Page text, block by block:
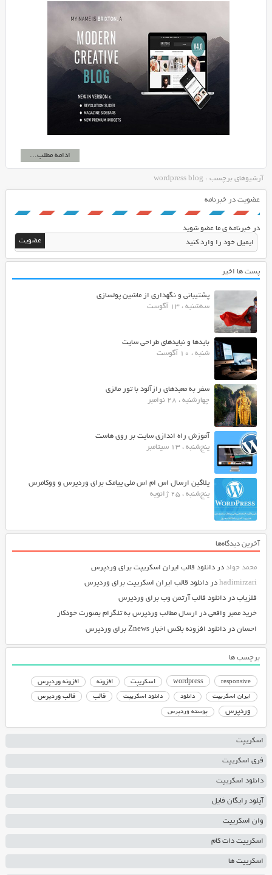
ادامه مطلب...
آرشیوهای برچسب : wordpress blog
عضویت در خبرنامه
در خبرنامه ی ما عضو شوید
پست ها اخیر
پشتیبانی و نگهداری از ماشین پولسازی
سه‌شنبه ، 13 آگوست
بایدها و نبایدهای طراحی سایت
شنبه ، 10 آگوست
سفر به معبدهای رازآلود با تور مالزی
چهارشنبه ، 28 نوامبر
آموزش راه اندازی سایت بر روی هاست
پنج‌شنبه ، 13 سپتامبر
پلاگین ارسال اس ام اس ملی پیامک برای وردپرس و ووکامرس
پنج‌شنبه ، 25 ژانویه
آخرین دیدگاه‌ها
محمد جواددر دانلود قالب ایران اسکریپت برای وردپرس
hadimirzariدر دانلود قالب ایران اسکریپت برای وردپرس
فلزیابدر دانلود قالب آرتمن وب برای وردپرس
خرید ممبر واقعیدر ارسال مطالب وردپرس به تلگرام بصورت خودکار
احساندر دانلود افزونه باکس اخبار Znews برای وردپرس
برچسب ها
responsive
wordpress اسکریپت افزونه افزونه وردپرس
ایران اسکریپت دانلود دانلود اسکریپت قالب قالب وردپرس
وردپرس پوسته وردپرس
اسکریپت
فری اسکریپت
دانلود اسکریپت
آپلود رایگان فایل
وان اسکریپت
اسکریپت دات کام
اسکریپت ها